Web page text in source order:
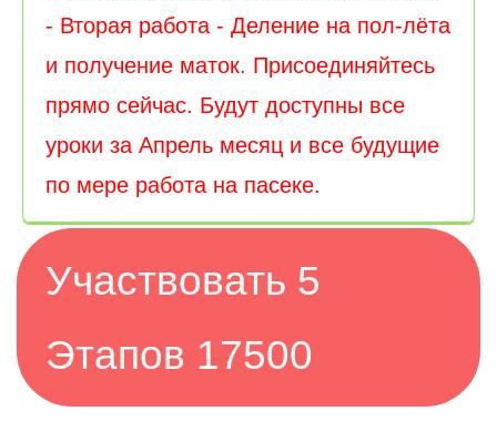
- Вторая работа - Деление на пол-лёта
и получение маток. Присоединяйтесь
прямо сейчас. Будут доступны все
уроки за Апрель месяц и все будущие
по мере работа на пасеке.
Участвовать 5
Этапов 17500